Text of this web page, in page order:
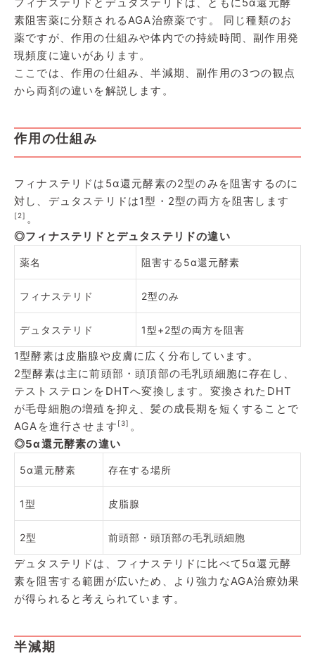
素阻害薬に分類されるAGA治療薬です。 同じ種類のお
薬ですが、作用の仕組みや体内での持続時間、副作用発
現頻度に違いがあります。
ここでは、作用の仕組み、半減期、副作用の3つの観点
から両剤の違いを解説します。
作用の仕組み
フィナステリドは5α還元酵素の2型のみを阻害するのに
対し、デュタステリドは1型・2型の両方を阻害します
[2] 。
◎フィナステリドとデュタステリドの違い
薬名 阻害する5α還元酵素
フィナステリド 2型のみ
デュタステリド 1型+2型の両方を阻害
1型酵素は皮脂腺や皮膚に広く分布しています。
2型酵素は主に前頭部・頭頂部の毛乳頭細胞に存在し、
テストステロンをDHTへ変換します。変換されたDHT
が毛母細胞の増殖を抑え、髪の成長期を短くすることで
AGAを進行させます [3] 。
◎5α還元酵素の違い
5α還元酵素 存在する場所
1型 皮脂腺
2型 前頭部・頭頂部の毛乳頭細胞
デュタステリドは、フィナステリドに比べて5α還元酵
素を阻害する範囲が広いため、より強力なAGA治療効果
が得られると考えられています。
半減期